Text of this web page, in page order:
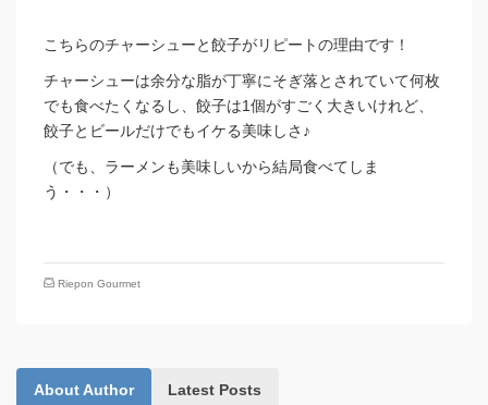
こちらのチャーシューと餃子がリピートの理由です！
チャーシューは余分な脂が丁寧にそぎ落とされていて何枚
でも食べたくなるし、餃子は1個がすごく大きいけれど、
餃子とビールだけでもイケる美味しさ♪
（でも、ラーメンも美味しいから結局食べてしま
う・・・）
Riepon Gourmet
About Author Latest Posts